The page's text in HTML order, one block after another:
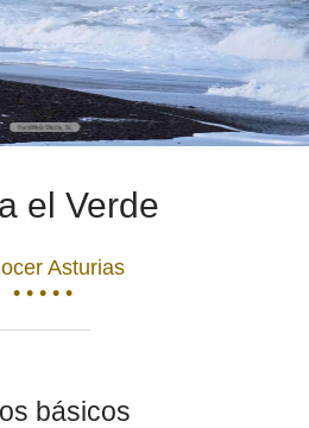
el Verde
Asturias
• • • • •
básicos